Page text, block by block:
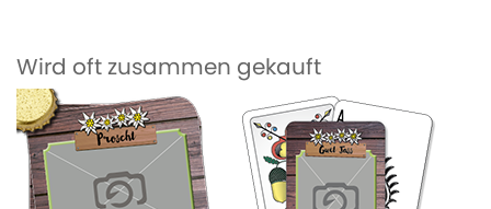
Wird oft zusammen gekauft